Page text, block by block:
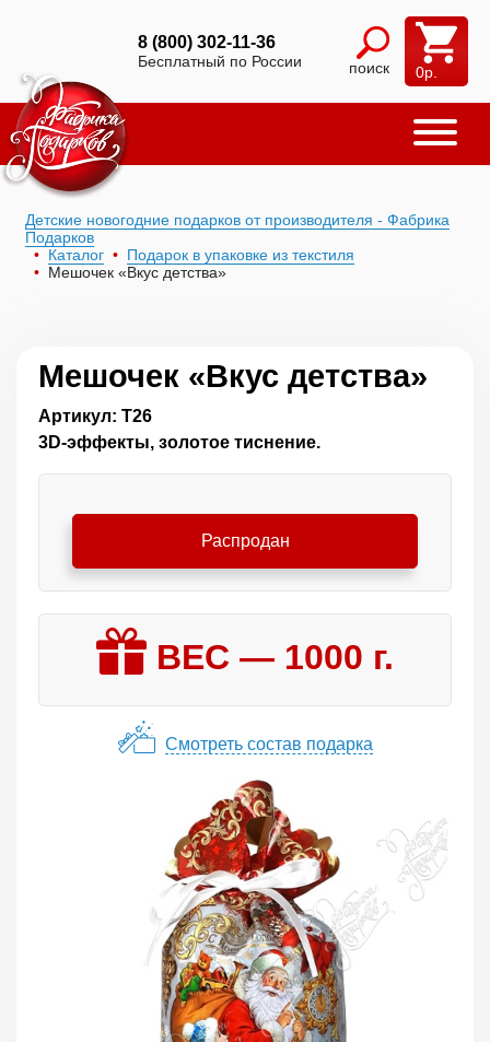
8 (800) 302-11-36
Бесплатный по России поиск 0р.
Детские новогодние подарков от производителя - Фабрика
Подарков
Каталог
Подарок в упаковке из текстиля
Мешочек «Вкус детства»
Мешочек «Вкус детства»
Артикул: Т26
3D-эффекты, золотое тиснение.
Распродан
ВЕС — 1000 г.
Смотреть состав подарка